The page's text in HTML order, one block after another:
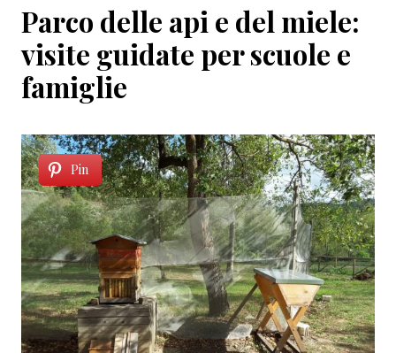
Parco delle api e del miele:
visite guidate per scuole e
famiglie
Pin